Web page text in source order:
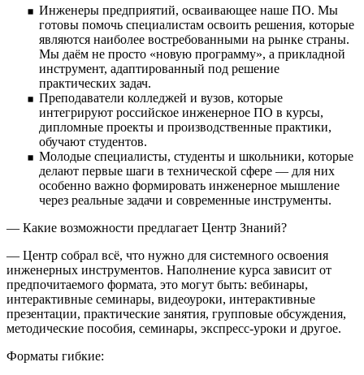
Инженеры предприятий, осваивающее наше ПО. Мы
готовы помочь специалистам освоить решения, которые
являются наиболее востребованными на рынке страны.
Мы даём не просто «новую программу», а прикладной
инструмент, адаптированный под решение
практических задач.
Преподаватели колледжей и вузов, которые
интегрируют российское инженерное ПО в курсы,
дипломные проекты и производственные практики,
обучают студентов.
Молодые специалисты, студенты и школьники, которые
делают первые шаги в технической сфере — для них
особенно важно формировать инженерное мышление
через реальные задачи и современные инструменты.
— Какие возможности предлагает Центр Знаний?
— Центр собрал всё, что нужно для системного освоения
инженерных инструментов. Наполнение курса зависит от
предпочитаемого формата, это могут быть: вебинары,
интерактивные семинары, видеоуроки, интерактивные
презентации, практические занятия, групповые обсуждения,
методические пособия, семинары, экспресс-уроки и другое.
Форматы гибкие: